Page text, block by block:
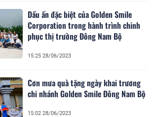
Dấu ấn đặc biệt của Golden Smile
Corporation trong hành trình chinh
phục thị trường Đông Nam Bộ
15:25 28/06/2023
Cơn mưa quà tặng ngày khai trương
chi nhánh Golden Smile Đông Nam Bộ
15:02 28/06/2023